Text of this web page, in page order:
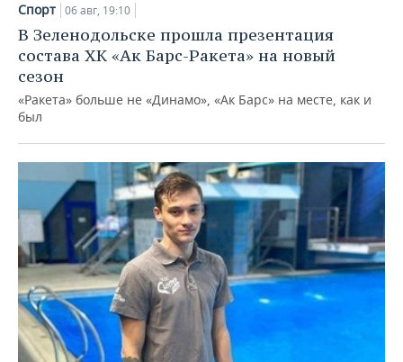
Спорт 06 авг, 19:10
В Зеленодольске прошла презентация
состава ХК «Ак Барс-Ракета» на новый
сезон
«Ракета» больше не «Динамо», «Ак Барс» на месте, как и
был